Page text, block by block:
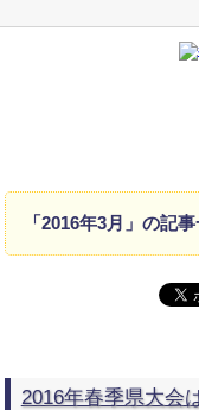
「2016年3月」の記
2016年春季県大会